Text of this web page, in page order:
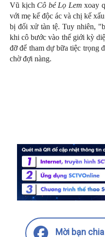
Vũ kịch Cô bé Lọ Lem xoay
với mẹ kế độc ác và chị kế
bị đối xử tàn tệ. Tuy nhiên,
khi cô bước vào thế giới kỳ
đỡ để tham dự bữa tiệc trọng
chờ đợi nàng.
Mời bạn